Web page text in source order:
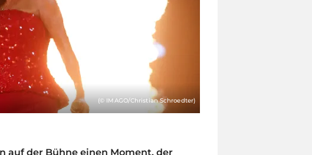
(© IMAGO/Christian Schroedter)
auf der Bühne einen Moment, der